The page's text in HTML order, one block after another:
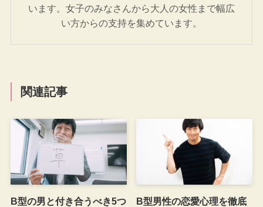
います。女子のみなさんから大人の女性まで幅広
い方からの支持を集めています。
関連記事
B型の男と付き合うべき5つ
B型男性の恋愛心理を徹底